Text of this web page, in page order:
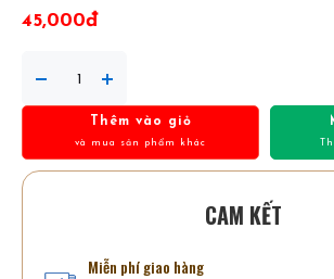
45,000đ
Thêm vào giỏ
và mua sản phẩm khác
CAM KẾT
Miễn phí giao hàng